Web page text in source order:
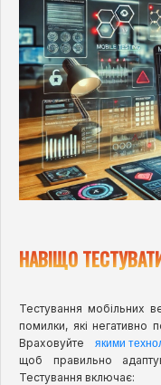
НАВІЩО
Тестування мобільних
помилки, які негативно
Враховуйте
якими
щоб правильно
Тестування включає: